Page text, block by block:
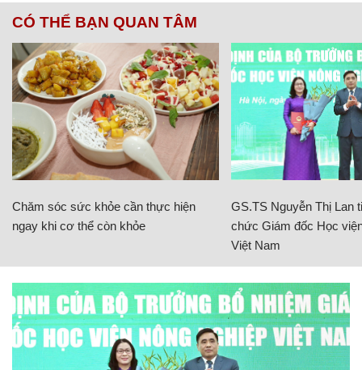
CÓ THỂ BẠN QUAN TÂM
Chăm sóc sức khỏe cần thực hiện
ngay khi cơ thể còn khỏe
GS.TS Nguyễn Thị Lan
chức Giám đốc Học
Việt Nam